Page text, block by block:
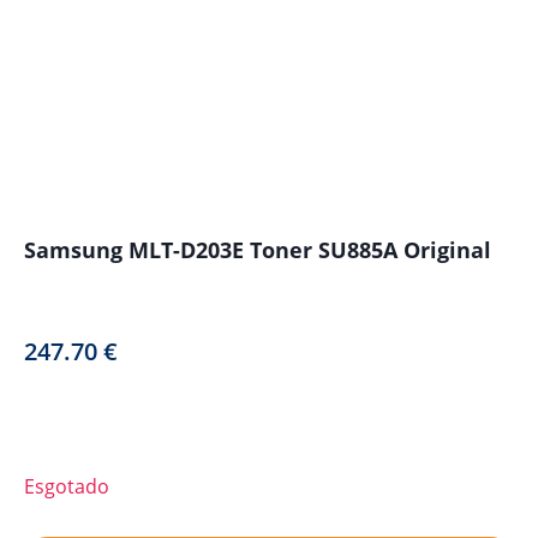
Samsung MLT-D203E Toner SU885A Original
247.70€
Esgotado